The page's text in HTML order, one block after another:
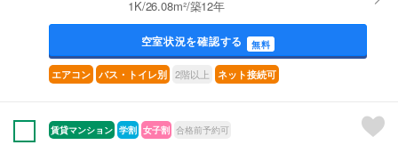
1K/26.08m²/築12年
空室状況を確認する 無料
エアコン バス・トイレ別 2階以上 ネット接続可
賃貸マンション 学割 女子割 合格前予約可